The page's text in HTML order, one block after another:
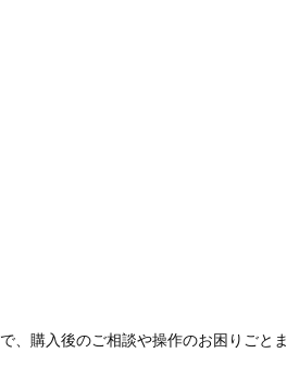
、購入後のご相談や操作のお困りごと